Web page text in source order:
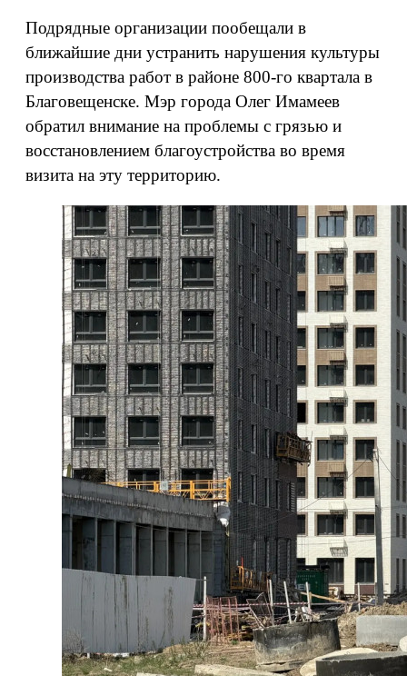
Подрядные организации пообещали в
ближайшие дни устранить нарушения культуры
производства работ в районе 800-го квартала в
Благовещенске. Мэр города Олег Имамеев
обратил внимание на проблемы с грязью и
восстановлением благоустройства во время
визита на эту территорию.